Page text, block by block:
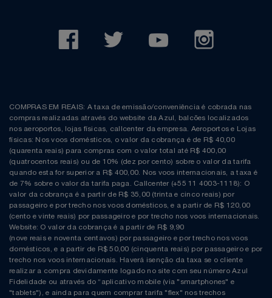
COMPRAS EM REAIS: A taxa de emissão/conveniência é cobrada nas
compras realizadas através do website da Azul, balcões localizados
nos aeroportos, lojas físicas, callcenter da empresa. Aeroportos e Lojas
físicas: Nos voos domésticos, o valor da cobrança é de R$ 40,00
(quarenta reais) para compras com o valor total até R$ 400,00
(quatrocentos reais) ou de 10% (dez por cento) sobre o valor da tarifa
quando esta for superior a R$ 400,00. Nos voos internacionais, a taxa é
de 7% sobre o valor da tarifa paga. Callcenter (+55 11 4003-1118): O
valor da cobrança é a partir de R$ 35,00 (trinta e cinco reais) por
passageiro e por trecho nos voos domésticos, e a partir de R$ 120,00
(cento e vinte reais) por passageiro e por trecho nos voos internacionais.
Website: O valor da cobrança é a partir de R$ 9,90
(nove reais e noventa centavos) por passageiro e por trecho nos voos
domésticos, e a partir de R$ 50,00 (cinquenta reais) por passageiro e por
trecho nos voos internacionais. Haverá isenção da taxa se o cliente
realizar a compra devidamente logado no site com seu número Azul
Fidelidade ou através do “aplicativo mobile (via "smartphones" e
"tablets"), e ainda para quem comprar tarifa "flex" nos trechos